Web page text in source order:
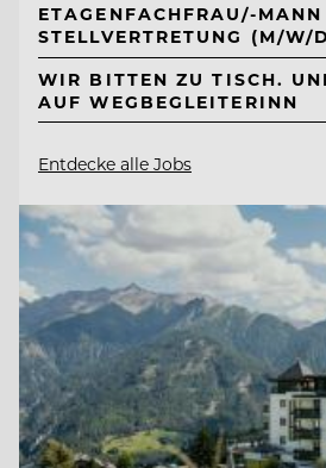
ETAGENFACHFRAU/-
STELLVERTRETUNG (M/W/
WIR BITTEN ZU TISCH.
AUF WEGBEGLEITERINN
Entdecke alle Jobs